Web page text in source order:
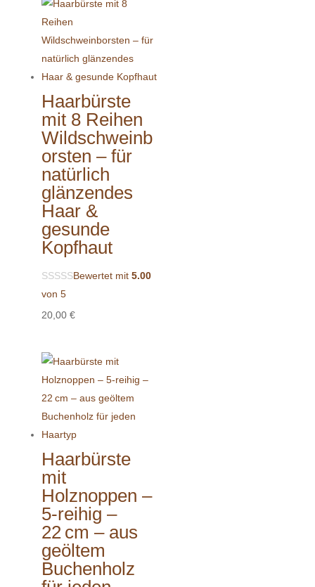
Haarbürste
mit 8 Reihen
Wildschweinb
orsten – für
natürlich
glänzendes
Haar &
gesunde
Kopfhaut
Bewertet mit 5.00
von 5
20,00 €
Haarbürste
mit
Holznoppen –
5-reihig –
22 cm – aus
geöltem
Buchenholz